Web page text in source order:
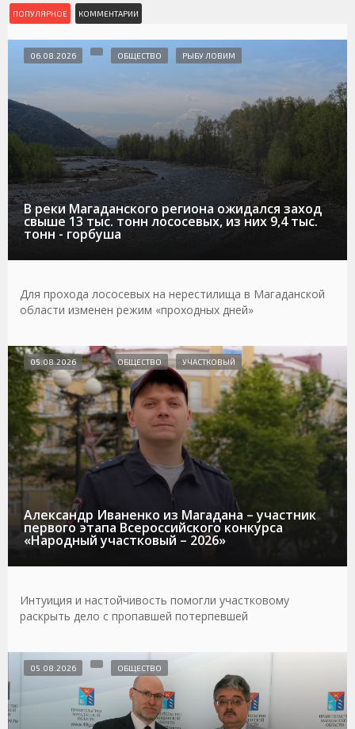
ПОПУЛЯРНОЕ КОММЕНТАРИИ
В реки Магаданского региона ожидался заход
свыше 13 тыс. тонн лососевых, из них 9,4 тыс.
тонн - горбуша
06.08.2026 ОБЩЕСТВО РЫБУ ЛОВИМ
Для прохода лососевых на нерестилища в Магаданской
области изменен режим «проходных дней»
Александр Иваненко из Магадана – участник
первого этапа Всероссийского конкурса
«Народный участковый – 2026»
05.08.2026 ОБЩЕСТВО УЧАСТКОВЫЙ
Интуиция и настойчивость помогли участковому
раскрыть дело с пропавшей потерпевшей
05.08.2026 ОБЩЕСТВО